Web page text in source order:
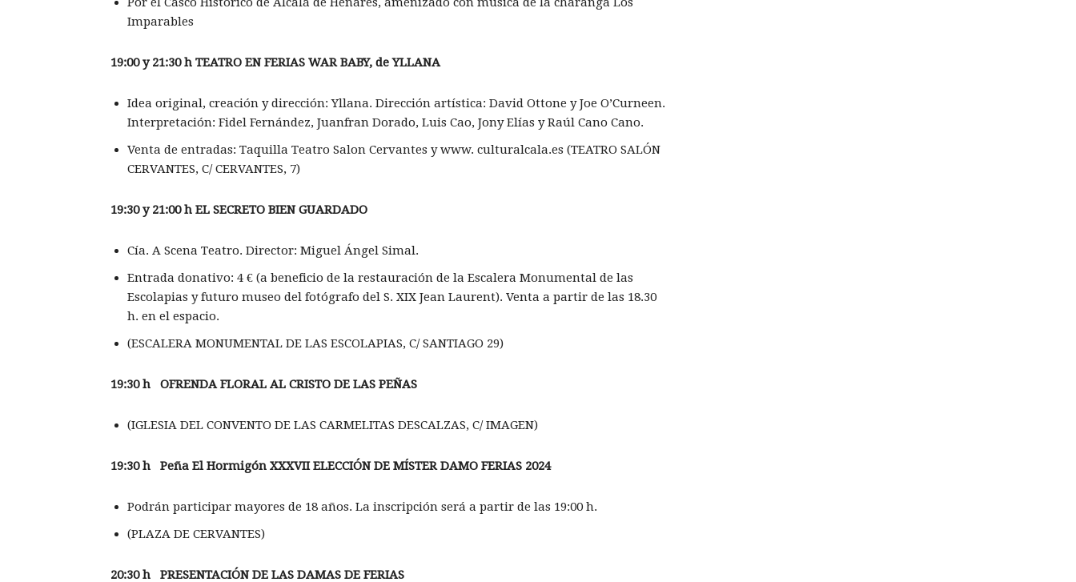
Imparables
19:00 y 21:30 h TEATRO EN FERIAS WAR BABY, de YLLANA
Idea original, creación y dirección: Yllana. Dirección artística: David Ottone y Joe O’Curneen.
Interpretación: Fidel Fernández, Juanfran Dorado, Luis Cao, Jony Elías y Raúl Cano Cano.
Venta de entradas: Taquilla Teatro Salon Cervantes y www. culturalcala.es (TEATRO SALÓN
CERVANTES, C/ CERVANTES, 7)
19:30 y 21:00 h EL SECRETO BIEN GUARDADO
Cía. A Scena Teatro. Director: Miguel Ángel Simal.
Entrada donativo: 4 € (a beneficio de la restauración de la Escalera Monumental de las
Escolapias y futuro museo del fotógrafo del S. XIX Jean Laurent). Venta a partir de las 18.30
h. en el espacio.
(ESCALERA MONUMENTAL DE LAS ESCOLAPIAS, C/ SANTIAGO 29)
19:30 h OFRENDA FLORAL AL CRISTO DE LAS PEÑAS
(IGLESIA DEL CONVENTO DE LAS CARMELITAS DESCALZAS, C/ IMAGEN)
19:30 h Peña El Hormigón XXXVIIELECCIÓN DE MÍSTER DAMO FERIAS 2024
Podrán participar mayores de 18 años. La inscripción será a partir de las 19:00 h.
(PLAZA DE CERVANTES)
20:30 h PRESENTACIÓN DE LAS DAMAS DE FERIAS